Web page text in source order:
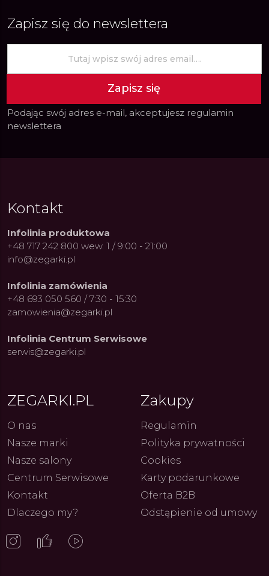
Constant: Pasja,
i Dostępny Luksus z
27.07.2026
Fenomen marki Festina. Od
kolarskich pasji do ikonicznych
kolekcji zegarków
Autor ZEGARKI.PL 4.08.2026
Zapisz się do newslettera
Zapisz się
Podając swój adres e-mail, akceptujesz regulamin
newslettera
Kontakt
Infolinia produktowa
+48 717 242 800 wew. 1 / 9:00 - 21:00
info@zegarki.pl
Infolinia zamówienia
+48 693 050 560 / 7:30 - 15:30
zamowienia@zegarki.pl
Infolinia Centrum Serwisowe
serwis@zegarki.pl
ZEGARKI.PL
O nas
Nasze marki
Nasze salony
Centrum Serwisowe
Kontakt
Dlaczego my?
Zakupy
Regulamin
Polityka prywatności
Cookies
Karty podarunkowe
Oferta B2B
Odstąpienie od umowy